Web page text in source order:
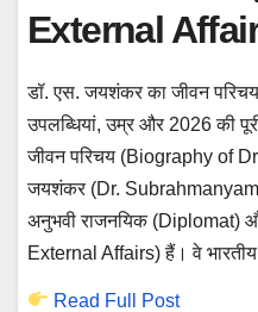
External
डॉ. एस. जयशंकर का जीवन परिचय
उपलब्धियां, उम्र और 2026 की
जीवन परिचय (Biography of
जयशंकर (Dr.
अनुभवी राजनयिक (Diplomat)
External Affairs) हैं। वे
Read Full Post